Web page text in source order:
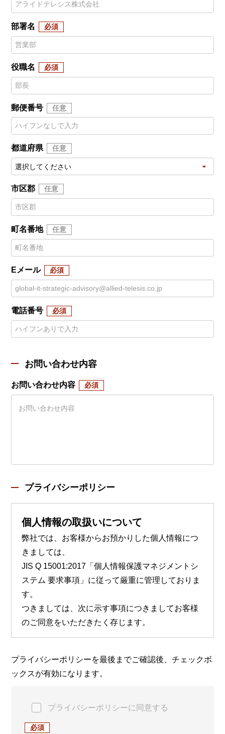
部署名
役職名
郵便番号
都道府県
市区郡
町名番地
Eメール
電話番号
お問い合わせ内容
お問い合わせ内容
プライバシーポリシー
個人情報の取扱いについて
弊社では、お客様からお預かりした個人情報につ
きましては、
JIS Q 15001:2017「個人情報保護マネジメントシ
ステム 要求事項」に従って厳重に管理しておりま
す。
つきましては、次に示す事項につきましてお客様
のご同意をいただきたく存じます。
アライドテレシス株式会社
〒141-0031 東京都品川区西五反田7-21-11 第
b）個人情報保護管理者
プライバシーポリシーを最後までご確認後、チェックボ
ックスが有効になります。
プライバシーポリシーに同意する